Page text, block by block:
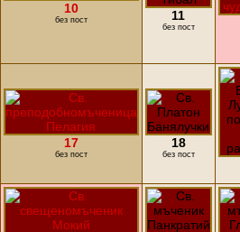
10
без пост 11
без пост
17
без пост
18
без пост